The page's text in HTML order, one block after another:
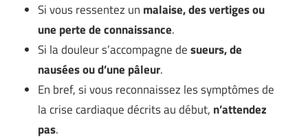
Si vous ressentez un malaise, des vertiges ou
une perte de connaissance.
Si la douleur s’accompagne desueurs, de
nausées ou d’une pâleur.
En bref, si vous reconnaissez les symptômes de
la crise cardiaque décrits au début, n’attendez
pas.